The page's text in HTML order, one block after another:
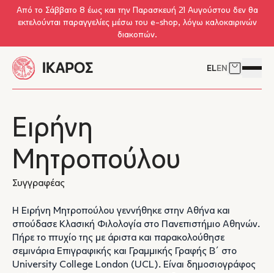
Skip to main content
Από το Σάββατο 8 έως και την Παρασκευή 21 Αυγούστου δεν θα
εκτελούνται παραγγελίες μέσω του e-shop, λόγω καλοκαιρινών
διακοπών.
ELEN Δείτε το
Ειρήνη
Μητροπούλου
Συγγραφέας
Η Ειρήνη Μητροπούλου γεννήθηκε στην Αθήνα και
σπούδασε Κλασική Φιλολογία στο Πανεπιστήμιο Αθηνών.
Πήρε το πτυχίο της με άριστα και παρακολούθησε
σεμινάρια Επιγραφικής και Γραμμικής Γραφής Β΄ στο
University College London (UCL). Είναι δημοσιογράφος